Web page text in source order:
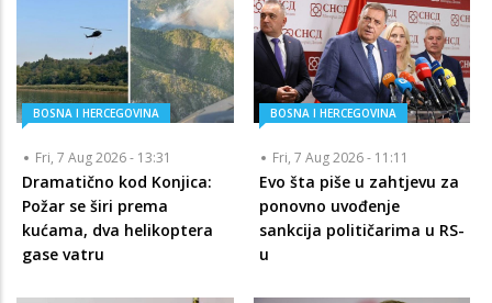
BOSNA I HERCEGOVINA
Fri, 7 Aug 2026 - 13:31
Dramatično kod Konjica:
Požar se širi prema
kućama, dva helikoptera
gase vatru
BOSNA I HERCEGOVINA
Fri, 7 Aug 2026 - 11:11
Evo šta piše u zahtjevu za
ponovno uvođenje
sankcija političarima u RS-
u